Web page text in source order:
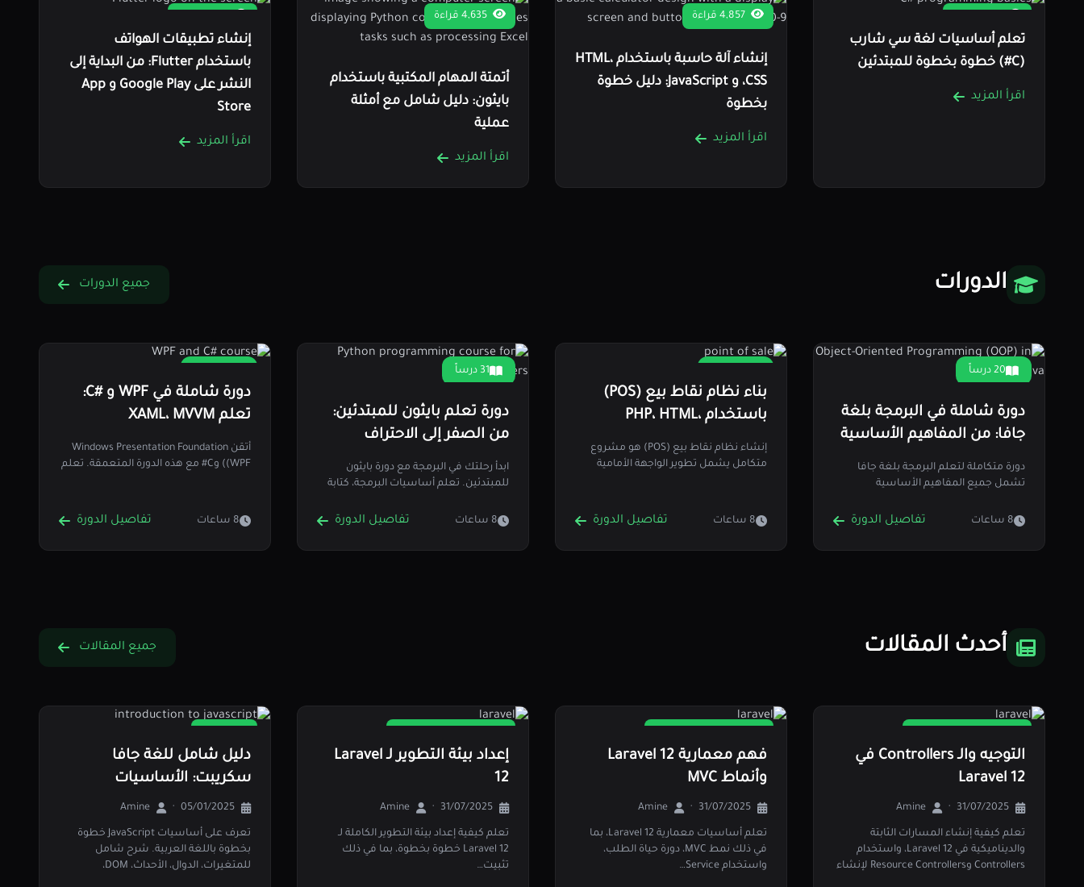
تعلم أساسيات لغة سي شارب
(C#) خطوة بخطوة للمبتدئين
اقرأ المزيد
إنشاء آلة حاسبة باستخدام HTML،
CSS، و JavaScript: دليل خطوة
بخطوة
اقرأ المزيد
أتمتة المهام المكتبية باستخدام
بايثون: دليل شامل مع أمثلة
عملية
اقرأ المزيد
إنشاء تطبيقات الهواتف
باستخدام Flutter: من البداية إلى
النشر على Google Play و App
Store
اقرأ المزيد
الدورات جميع الدورات
20 درساً
دورة شاملة في البرمجة بلغة
جافا: من المفاهيم الأساسية
إلى تطوير التطبيقات
المتقدمة
دورة متكاملة لتعلم البرمجة بلغة جافا
تشمل جميع المفاهيم الأساسية
8 ساعات
تفاصيل الدورة
بناء نظام نقاط بيع (POS)
باستخدام PHP، HTML،
Tailwind CSS، و jQuery
إنشاء نظام نقاط بيع (POS) هو مشروع
متكامل يشمل تطوير الواجهة الأمامية
8 ساعات تفاصيل الدورة
31 درساً
دورة تعلم بايثون للمبتدئين:
من الصفر إلى الاحتراف
ابدأ رحلتك في البرمجة مع دورة بايثون
للمبتدئين. تعلم أساسيات البرمجة، كتابة
8 ساعات
تفاصيل الدورة
دورة شاملة في WPF و #C:
تعلم XAML، MVVM
والتحكمات المتقدمة في WPF
أتقن Windows Presentation Foundation
(WPF) وC# مع هذه الدورة المتعمقة. تعلم
8 ساعات تفاصيل الدورة
أحدث المقالات جميع المقالات
التوجيه والـ Controllers في
Laravel 12
31/07/2025
·
Amine
تعلم كيفية إنشاء المسارات الثابتة
والديناميكية في Laravel 12، واستخدام
Controllers وResource Controllers لإنشاء
فهم معمارية Laravel 12
وأنماط MVC
31/07/2025
·
Amine
تعلم أساسيات معمارية Laravel 12، بما
في ذلك نمط MVC، دورة حياة الطلب،
واستخدام Service…
إعداد بيئة التطوير لـ Laravel
12
31/07/2025
·
Amine
تعلم كيفية إعداد بيئة التطوير الكاملة لـ
Laravel 12 خطوة بخطوة، بما في ذلك
تثبيت…
دليل شامل للغة جافا
سكريبت: الأساسيات
والمواضيع المتقدمة
05/01/2025
·
Amine
تعرف على أساسيات JavaScript خطوة
بخطوة باللغة العربية. شرح شامل
للمتغيرات، الدوال، الأحداث، DOM،